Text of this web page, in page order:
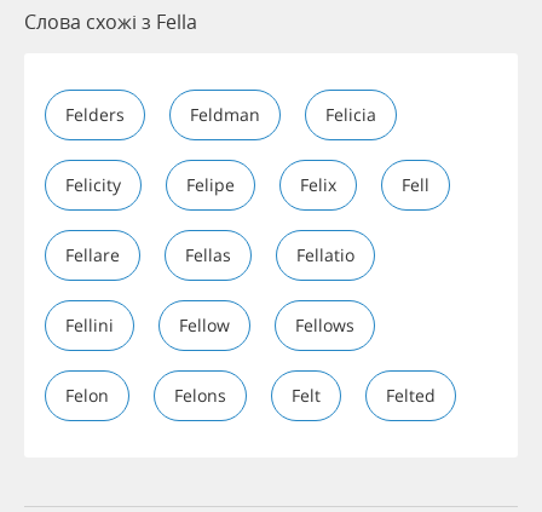
Слова схожі з Fella
Felders Feldman Felicia
Felicity Felipe Felix Fell
Fellare Fellas Fellatio
Fellini Fellow Fellows
Felon Felons Felt Felted